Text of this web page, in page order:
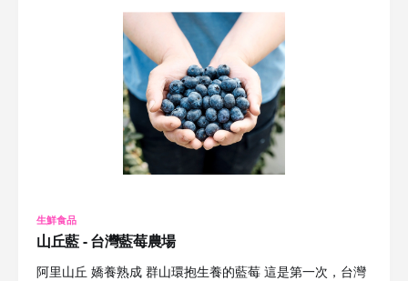
生鮮食品
山丘藍 - 台灣藍莓農場
阿里山丘 嬌養熟成 群山環抱生養的藍莓 這是第一次，台灣